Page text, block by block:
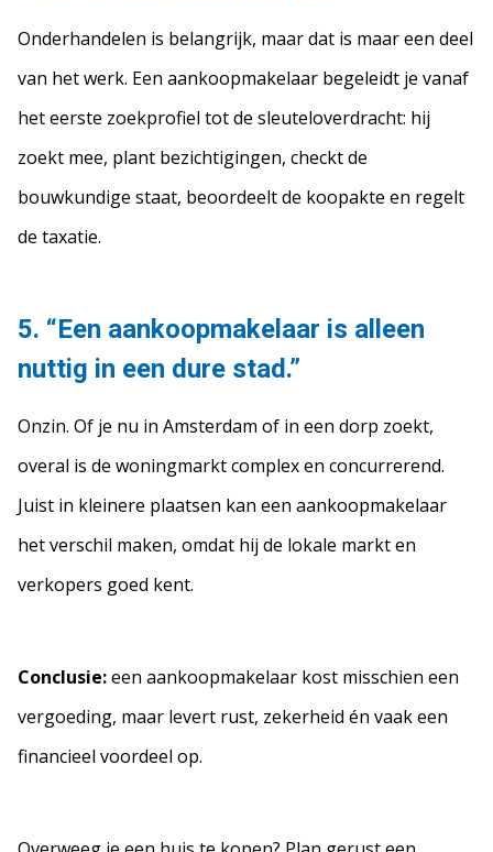
Onderhandelen is belangrijk, maar dat is maar een deel
van het werk. Een aankoopmakelaar begeleidt je vanaf
het eerste zoekprofiel tot de sleuteloverdracht: hij
zoekt mee, plant bezichtigingen, checkt de
bouwkundige staat, beoordeelt de koopakte en regelt
de taxatie.
5. “Een aankoopmakelaar is alleen
nuttig in een dure stad.”
Onzin. Of je nu in Amsterdam of in een dorp zoekt,
overal is de woningmarkt complex en concurrerend.
Juist in kleinere plaatsen kan een aankoopmakelaar
het verschil maken, omdat hij de lokale markt en
verkopers goed kent.
Conclusie:een aankoopmakelaar kost misschien een
vergoeding, maar levert rust, zekerheid én vaak een
financieel voordeel op.